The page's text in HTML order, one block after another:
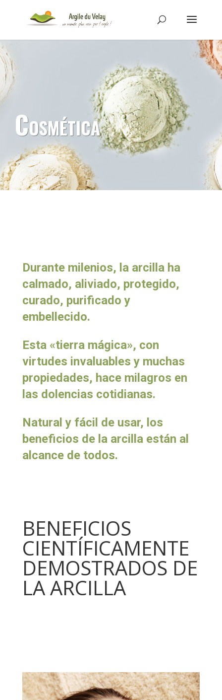
Cosmética
Durante milenios, la arcilla ha
calmado, aliviado, protegido,
curado, purificado y
embellecido.
Esta «tierra mágica», con
virtudes invaluables y muchas
propiedades, hace milagros en
las dolencias cotidianas.
Natural y fácil de usar, los
beneficios de la arcilla están al
alcance de todos.
BENEFICIOS
CIENTÍFICAMENTE
DEMOSTRADOS DE
LA ARCILLA